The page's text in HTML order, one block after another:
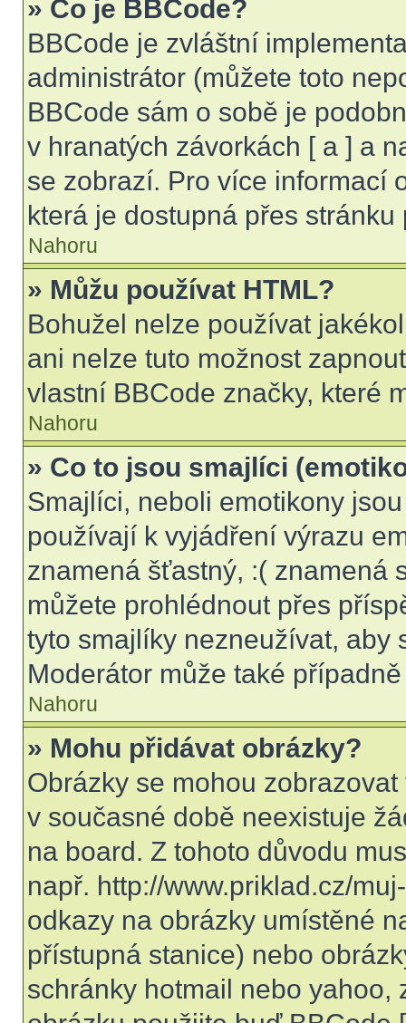
» Co je BBCode?
BBCode je zvláštní
administrátor (můžete toto
BBCode sám o sobě je
v hranatých závorkách [ a ] a
se zobrazí. Pro více informací
která je dostupná přes stránku
Nahoru
» Můžu používat HTML?
Bohužel nelze používat
ani nelze tuto možnost
vlastní BBCode značky, které
Nahoru
» Co to jsou smajlíci
Smajlíci, neboli emotikony
používají k vyjádření výrazu
znamená šťastný, :( znamená
můžete prohlédnout přes
tyto smajlíky nezneužívat, aby
Moderátor může také
Nahoru
» Mohu přidávat obrázky?
Obrázky se mohou
v současné době neexistuje
na board. Z tohoto důvodu
např. http://www.priklad.cz/
odkazy na obrázky umístěné
přístupná stanice) nebo
schránky hotmail nebo yahoo,